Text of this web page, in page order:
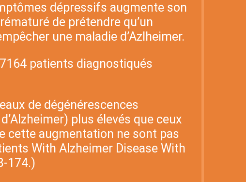
dépressifs augmente son
de prétendre qu’un
une maladie d’Azlheimer.
patients diagnostiqués
de dégénérescences
plus élevés que ceux
cette augmentation ne sont pas
With Alzheimer Disease With
174.)